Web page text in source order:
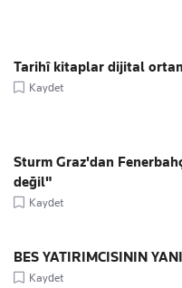
Tarihî kitaplar dijital
Kaydet
Sturm Graz'dan
değil"
Kaydet
BES YATIRIMCISININ
Kaydet